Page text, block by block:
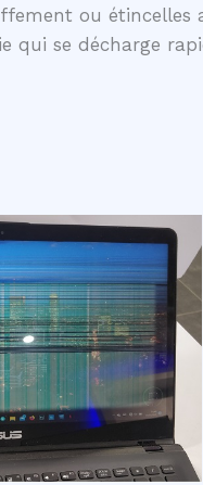
ou étincelles
qui se décharge